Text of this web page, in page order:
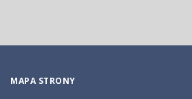
MAPA STRONY